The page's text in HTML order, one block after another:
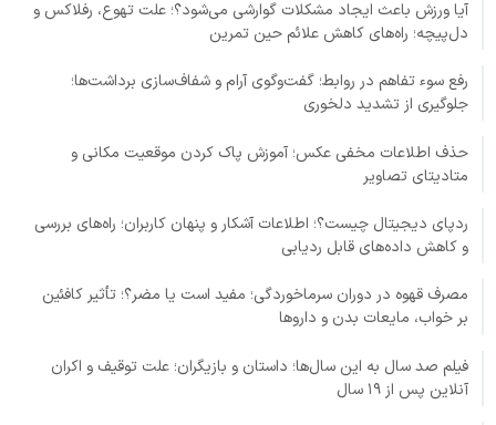
آیا ورزش باعث ایجاد مشکلات گوارشی می‌شود؟؛ علت تهوع، رفلاکس و
دل‌پیچه؛ راه‌های کاهش علائم حین تمرین
رفع سوء تفاهم در روابط؛ گفت‌وگوی آرام و شفاف‌سازی برداشت‌ها؛
جلوگیری از تشدید دلخوری
حذف اطلاعات مخفی عکس؛ آموزش پاک کردن موقعیت مکانی و
متادیتای تصاویر
ردپای دیجیتال چیست؟؛ اطلاعات آشکار و پنهان کاربران؛ راه‌های بررسی
و کاهش داده‌های قابل ردیابی
مصرف قهوه در دوران سرماخوردگی؛ مفید است یا مضر؟؛ تأثیر کافئین
بر خواب، مایعات بدن و داروها
فیلم صد سال به این سال‌ها؛ داستان و بازیگران؛ علت توقیف و اکران
آنلاین پس از ۱۹ سال